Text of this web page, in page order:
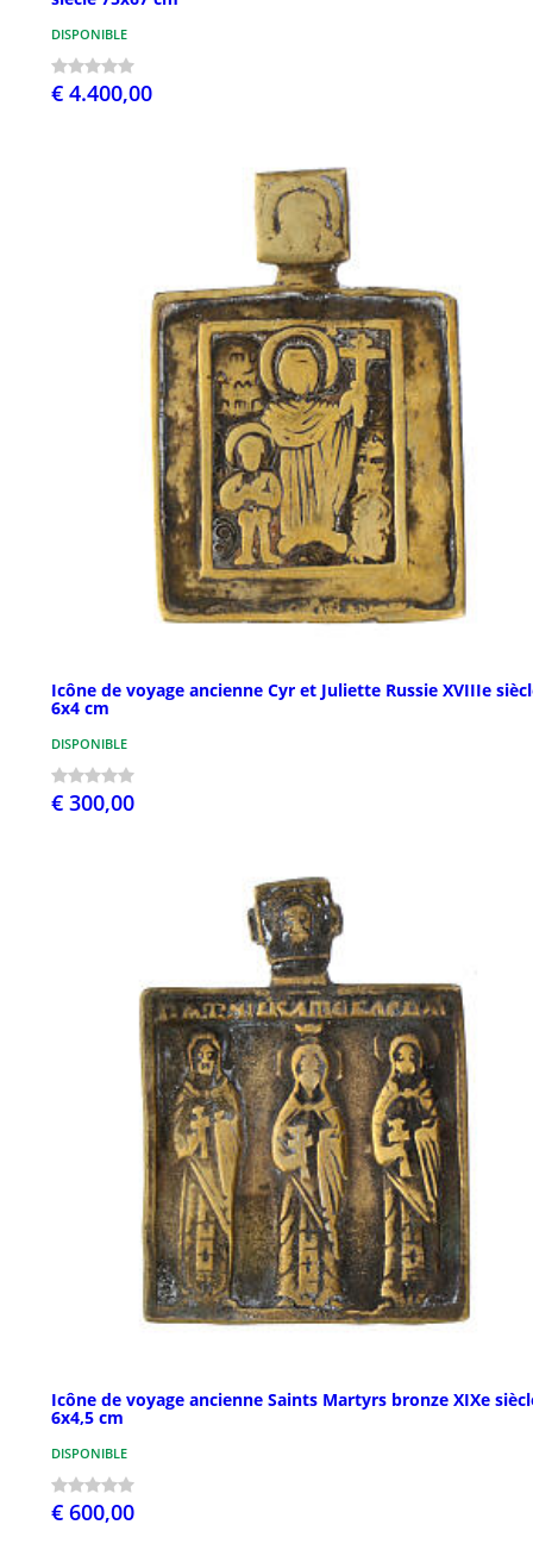
DISPONIBLE
€ 4.400,00
Icône de voyage ancienne Cyr et Juliette Russie XVIIIe
6x4 cm
DISPONIBLE
€ 300,00
Icône de voyage ancienne Saints Martyrs bronze XIXe
6x4,5 cm
DISPONIBLE
€ 600,00